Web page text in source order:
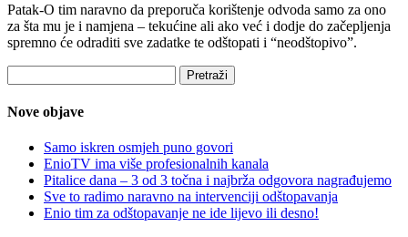
Patak-O tim naravno da preporuča korištenje odvoda samo za ono
za šta mu je i namjena – tekućine ali ako već i dodje do začepljenja
spremno će odraditi sve zadatke te odštopati i “neodštopivo”.
Nove objave
Samo iskren osmjeh puno govori
EnioTV ima više profesionalnih kanala
Pitalice dana – 3 od 3 točna i najbrža odgovora nagrađujemo
Sve to radimo naravno na intervenciji odštopavanja
Enio tim za odštopavanje ne ide lijevo ili desno!